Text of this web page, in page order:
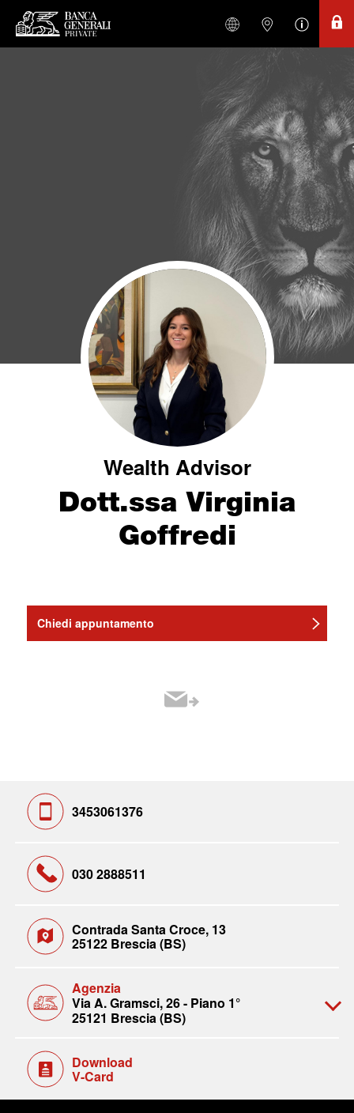
Wealth Advisor
Dott.ssa Virginia
Goffredi
Chiedi appuntamento
3453061376
030 2888511
Contrada Santa Croce, 13
25122 Brescia (BS)
Agenzia
Via A. Gramsci, 26 - Piano 1°
25121 Brescia (BS)
Download
V-Card